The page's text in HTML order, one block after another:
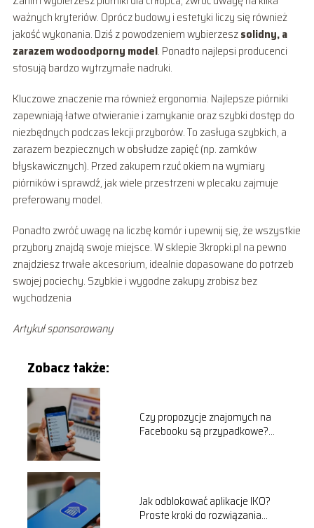
ważnych kryteriów. Oprócz budowy i estetyki liczy się również
jakość wykonania. Dziś z powodzeniem wybierzeszsolidny, a
zarazem wodoodporny model. Ponadto najlepsi producenci
stosują bardzo wytrzymałe nadruki.
Kluczowe znaczenie ma również ergonomia. Najlepsze piórniki
zapewniają łatwe otwieranie i zamykanie oraz szybki dostęp do
niezbędnych podczas lekcji przyborów. To zasługa szybkich, a
zarazem bezpiecznych w obsłudze zapięć (np. zamków
błyskawicznych). Przed zakupem rzuć okiem na wymiary
piórników i sprawdź, jak wiele przestrzeni w plecaku zajmuje
preferowany model.
Ponadto zwróć uwagę na liczbę komór i upewnij się, że wszystkie
przybory znajdą swoje miejsce. W sklepie 3kropki.pl na pewno
znajdziesz trwałe akcesorium, idealnie dopasowane do potrzeb
swojej pociechy. Szybkie i wygodne zakupy zrobisz bez
wychodzenia
Artykuł sponsorowany
Zobacz także:
Czy propozycje znajomych na
Facebooku są przypadkowe?
Jak odblokować aplikacje IKO?
Proste kroki do rozwiązania